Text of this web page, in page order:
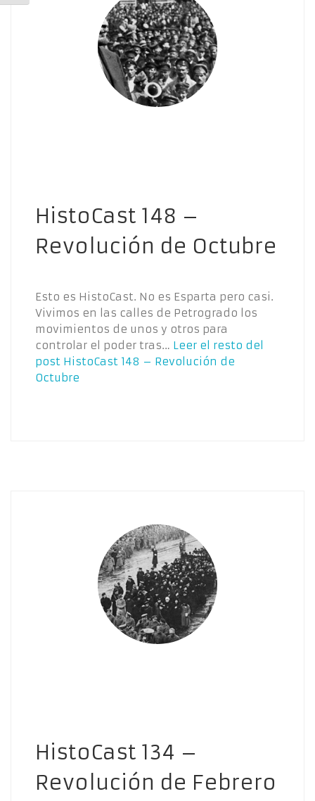
HistoCast 148 –
Revolución de Octubre
Esto es HistoCast. No es Esparta pero casi.
Vivimos en las calles de Petrogrado los
movimientos de unos y otros para
controlar el poder tras… Leer el resto del
post HistoCast 148 – Revolución de
Octubre
HistoCast 134 –
Revolución de Febrero